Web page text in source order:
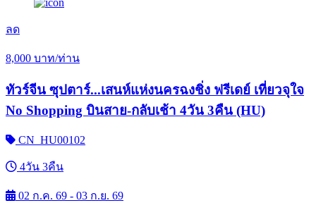
ลด
8,000 บาท/ท่าน
ทัวร์จีน ซุปตาร์...เสนห์แห่งนครฉงชิ่ง ฟรีเดย์ เที่ยวจุใจ
No Shopping บินสาย-กลับเช้า 4วัน 3คืน (HU)
CN_HU00102
4วัน 3คืน
02 ก.ค. 69 - 03 ก.ย. 69